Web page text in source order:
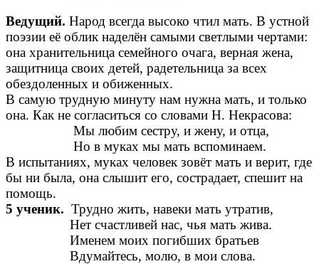
Ведущий. Народ всегда высоко чтил мать. В устной
поэзии её облик наделён самыми светлыми чертами:
она хранительница семейного очага, верная жена,
защитница своих детей, радетельница за всех
обездоленных и обиженных.
В самую трудную минуту нам нужна мать, и только
она. Как не согласиться со словами Н. Некрасова:
Мы любим сестру, и жену, и отца,
Но в муках мы мать вспоминаем.
В испытаниях, муках человек зовёт мать и верит, где
бы ни была, она слышит его, сострадает, спешит на
помощь.
5 ученик. Трудно жить, навеки мать утратив,
Нет счастливей нас, чья мать жива.
Именем моих погибших братьев
Вдумайтесь, молю, в мои слова.